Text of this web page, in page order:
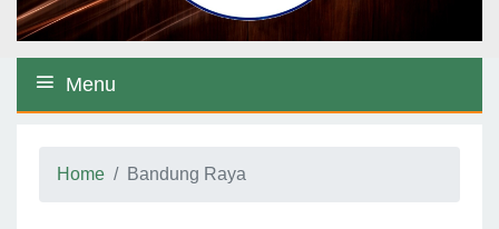
Menu
Home Bandung Raya